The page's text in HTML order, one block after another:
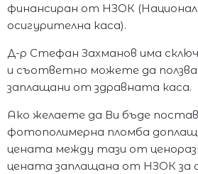
финансиран от НЗОК
осигурителна каса).
Д-р Стефан Захманов има
и съответно можете да
заплащани от здравната каса.
Ако желаете да Ви бъде
фотополимерна пломба
цената между тази от
цената заплащана от НЗОК за